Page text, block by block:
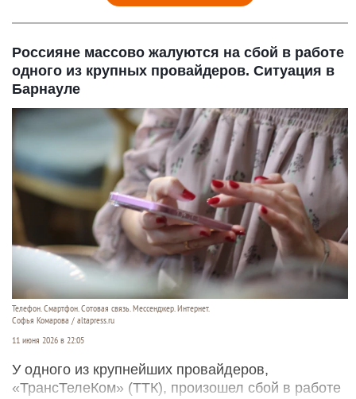
Россияне массово жалуются на сбой в работе
одного из крупных провайдеров. Ситуация в
Барнауле
Телефон. Смартфон. Сотовая связь. Мессенджер. Интернет.
Софья Комарова / altapress.ru
11 июня 2026 в 22:05
У одного из крупнейших провайдеров,
«ТрансТелеКом» (ТТК), произошел сбой в работе